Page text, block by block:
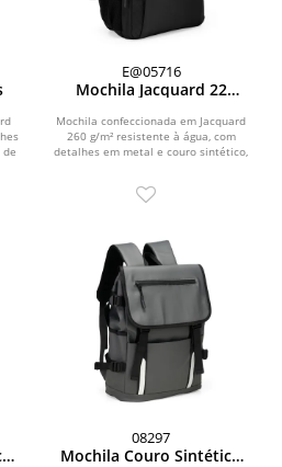
E@05716
Mochila Jacquard 22
Mochila confeccionada em Jacquard
260 g/m² resistente à água, com
detalhes em metal e couro sintético,
08297
Mochila Couro Sintético